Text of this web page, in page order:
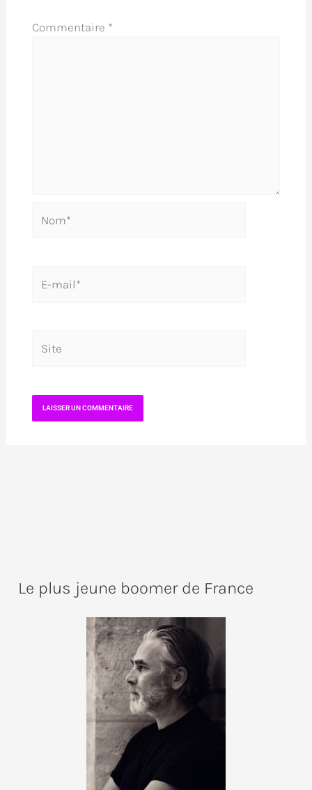
Commentaire *
mail*
Le plus jeune boomer de France